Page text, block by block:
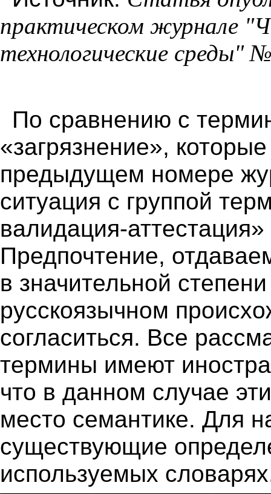
практическом журнале
технологические среды"
По сравнению с
«загрязнение»,
предыдущем номере
ситуация с группой
валидация-
Предпочтение,
в значительной
русскоязычном
согласиться. Все
термины имеют
что в данном случае
место семантике. Для
существующие
используемых